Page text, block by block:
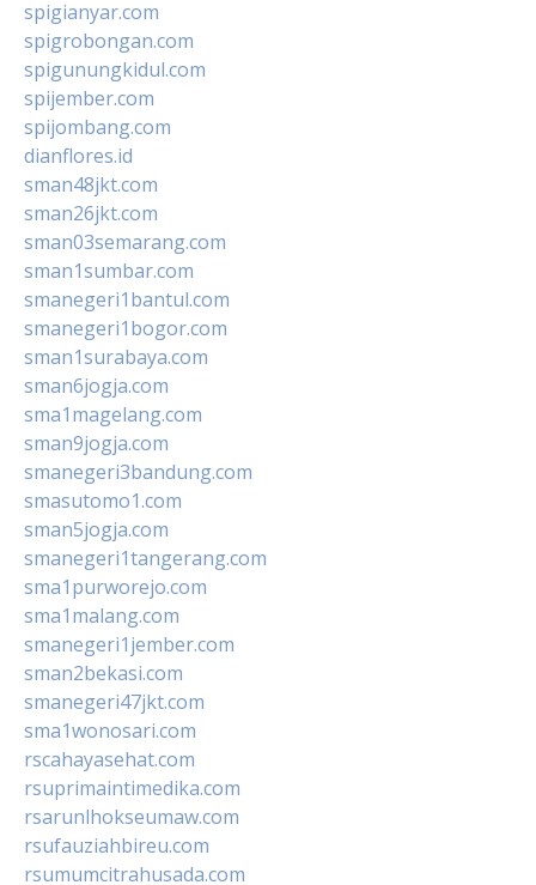
spigianyar.com
spigrobongan.com
spigunungkidul.com
spijember.com
spijombang.com
dianflores.id
sman48jkt.com
sman26jkt.com
sman03semarang.com
sman1sumbar.com
smanegeri1bantul.com
smanegeri1bogor.com
sman1surabaya.com
sman6jogja.com
sma1magelang.com
sman9jogja.com
smanegeri3bandung.com
smasutomo1.com
sman5jogja.com
smanegeri1tangerang.com
sma1purworejo.com
sma1malang.com
smanegeri1jember.com
sman2bekasi.com
smanegeri47jkt.com
sma1wonosari.com
rscahayasehat.com
rsuprimaintimedika.com
rsarunlhokseumaw.com
rsufauziahbireu.com
rsumumcitrahusada.com